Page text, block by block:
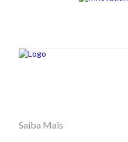
Saiba Mais